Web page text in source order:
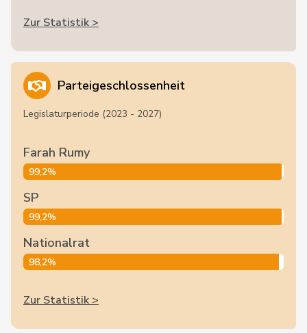
Zur Statistik >
Parteigeschlossenheit
Legislaturperiode (2023 - 2027)
Farah Rumy
99,2%
SP
99,2%
Nationalrat
98,2%
Zur Statistik >